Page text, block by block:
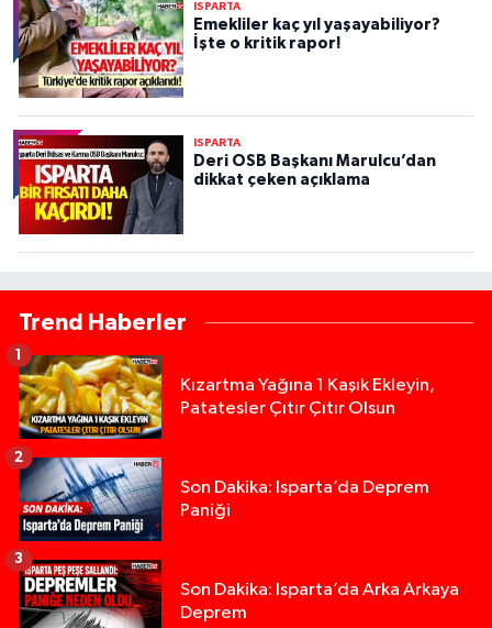
ISPARTA
Emekliler kaç yıl yaşayabiliyor?
İşte o kritik rapor!
ISPARTA
Deri OSB Başkanı Marulcu’dan
dikkat çeken açıklama
Trend Haberler
Kızartma Yağına 1 Kaşık Ekleyin,
Patatesler Çıtır Çıtır Olsun
1
Son Dakika: Isparta’da Deprem
Paniği
2
Son Dakika: Isparta’da Arka Arkaya
Deprem
3